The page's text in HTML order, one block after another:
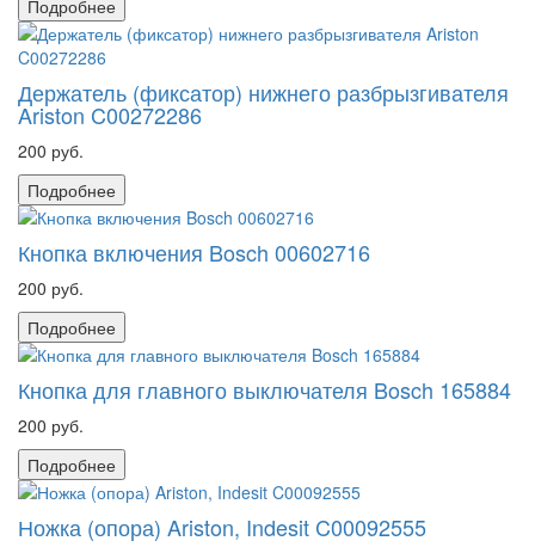
Подробнее
Держатель (фиксатор) нижнего разбрызгивателя
Ariston C00272286
200 руб.
Подробнее
Кнопка включения Bosch 00602716
200 руб.
Подробнее
Кнопка для главного выключателя Bosch 165884
200 руб.
Подробнее
Ножка (опора) Ariston, Indesit C00092555